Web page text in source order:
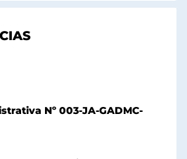
Nº 003-JA-GADMC-